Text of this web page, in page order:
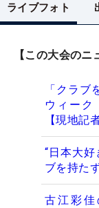
ライブフォト
【この大会のニ
「クラ
ウィー
【現地記
“日本大
ブを持た
古江彩